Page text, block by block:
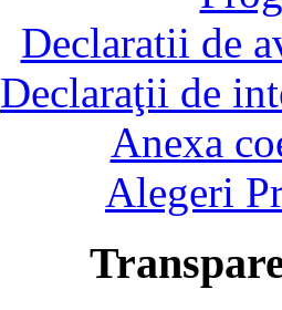
Declaratii de
Declaraţii de
Anexa
Alegeri